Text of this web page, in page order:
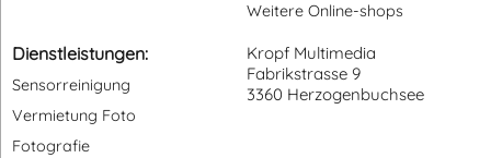
Weitere Online-shops
Dienstleistungen:
Sensorreinigung
Vermietung Foto
Fotografie
Kropf Multimedia
Fabrikstrasse 9
3360 Herzogenbuchsee